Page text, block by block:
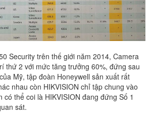
Security trên thế giới năm 2014, Camera
thứ 2 với mức tăng trưởng 60%, đứng sau
Mỹ, tập đoàn Honeywell sản xuất rất
nhau còn HIKVISION chỉ tập chung vào
có thể coi là HIKVISION đang đứng Số 1
sát.